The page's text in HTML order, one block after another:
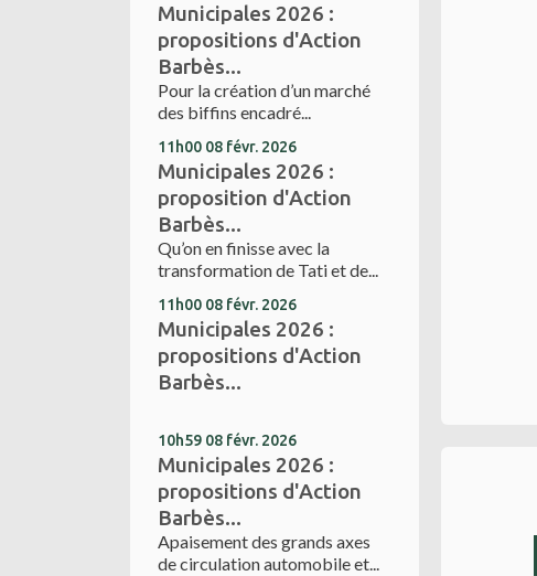
Municipales 2026 :
propositions d'Action
Barbès...
Pour la création d’un marché
des biffins encadré...
11h00 08 févr. 2026
Municipales 2026 :
proposition d'Action
Barbès...
Qu’on en finisse avec la
transformation de Tati et de...
11h00 08 févr. 2026
Municipales 2026 :
propositions d'Action
Barbès...
10h59 08 févr. 2026
Municipales 2026 :
propositions d'Action
Barbès...
Apaisement des grands axes
de circulation automobile et...